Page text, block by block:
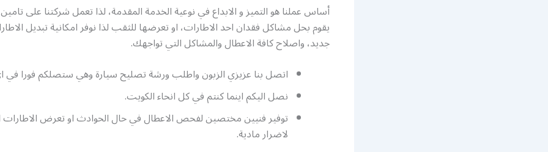
أساس عملنا هو التميز و الابداع في نوعية الخدمة المقدمة، لذا تعمل شركتنا على
يقوم بحل مشاكل فقدان احد الاطارات، او تعرضها للثقب لذا نوفر امكانية تبديل
جديد، واصلاح كافة الاعطال والمشاكل التي تواجهك.
اتصل بنا عزيزي الزبون واطلب ورشة تصليح سيارة وهي ستصلكم فورا في
نصل اليكم اينما كنتم في كل انحاء الكويت.
توفير فنيين مختصين لفحص الاعطال في حال الحوادث او تعرض الاطارات
لاضرار مادية.